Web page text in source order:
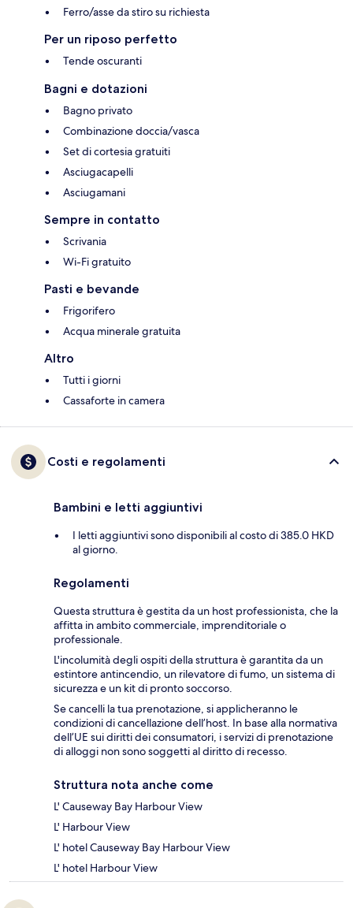
Ferro/asse da stiro su richiesta
Per un riposo perfetto
Tende oscuranti
Bagni e dotazioni
Bagno privato
Combinazione doccia/vasca
Set di cortesia gratuiti
Asciugacapelli
Asciugamani
Sempre in contatto
Scrivania
Wi-Fi gratuito
Pasti e bevande
Frigorifero
Acqua minerale gratuita
Altro
Tutti i giorni
Cassaforte in camera
Costi e regolamenti
Bambini e letti aggiuntivi
I letti aggiuntivi sono disponibili al costo di 385.0 HKD
al giorno.
Regolamenti
Questa struttura è gestita da un host professionista, che la
affitta in ambito commerciale, imprenditoriale o
professionale.
L'incolumità degli ospiti della struttura è garantita da un
estintore antincendio, un rilevatore di fumo, un sistema di
sicurezza e un kit di pronto soccorso.
Se cancelli la tua prenotazione, si applicheranno le
condizioni di cancellazione dell’host. In base alla normativa
dell’UE sui diritti dei consumatori, i servizi di prenotazione
di alloggi non sono soggetti al diritto di recesso.
Struttura nota anche come
L' Causeway Bay Harbour View
L' Harbour View
L' hotel Causeway Bay Harbour View
L' hotel Harbour View